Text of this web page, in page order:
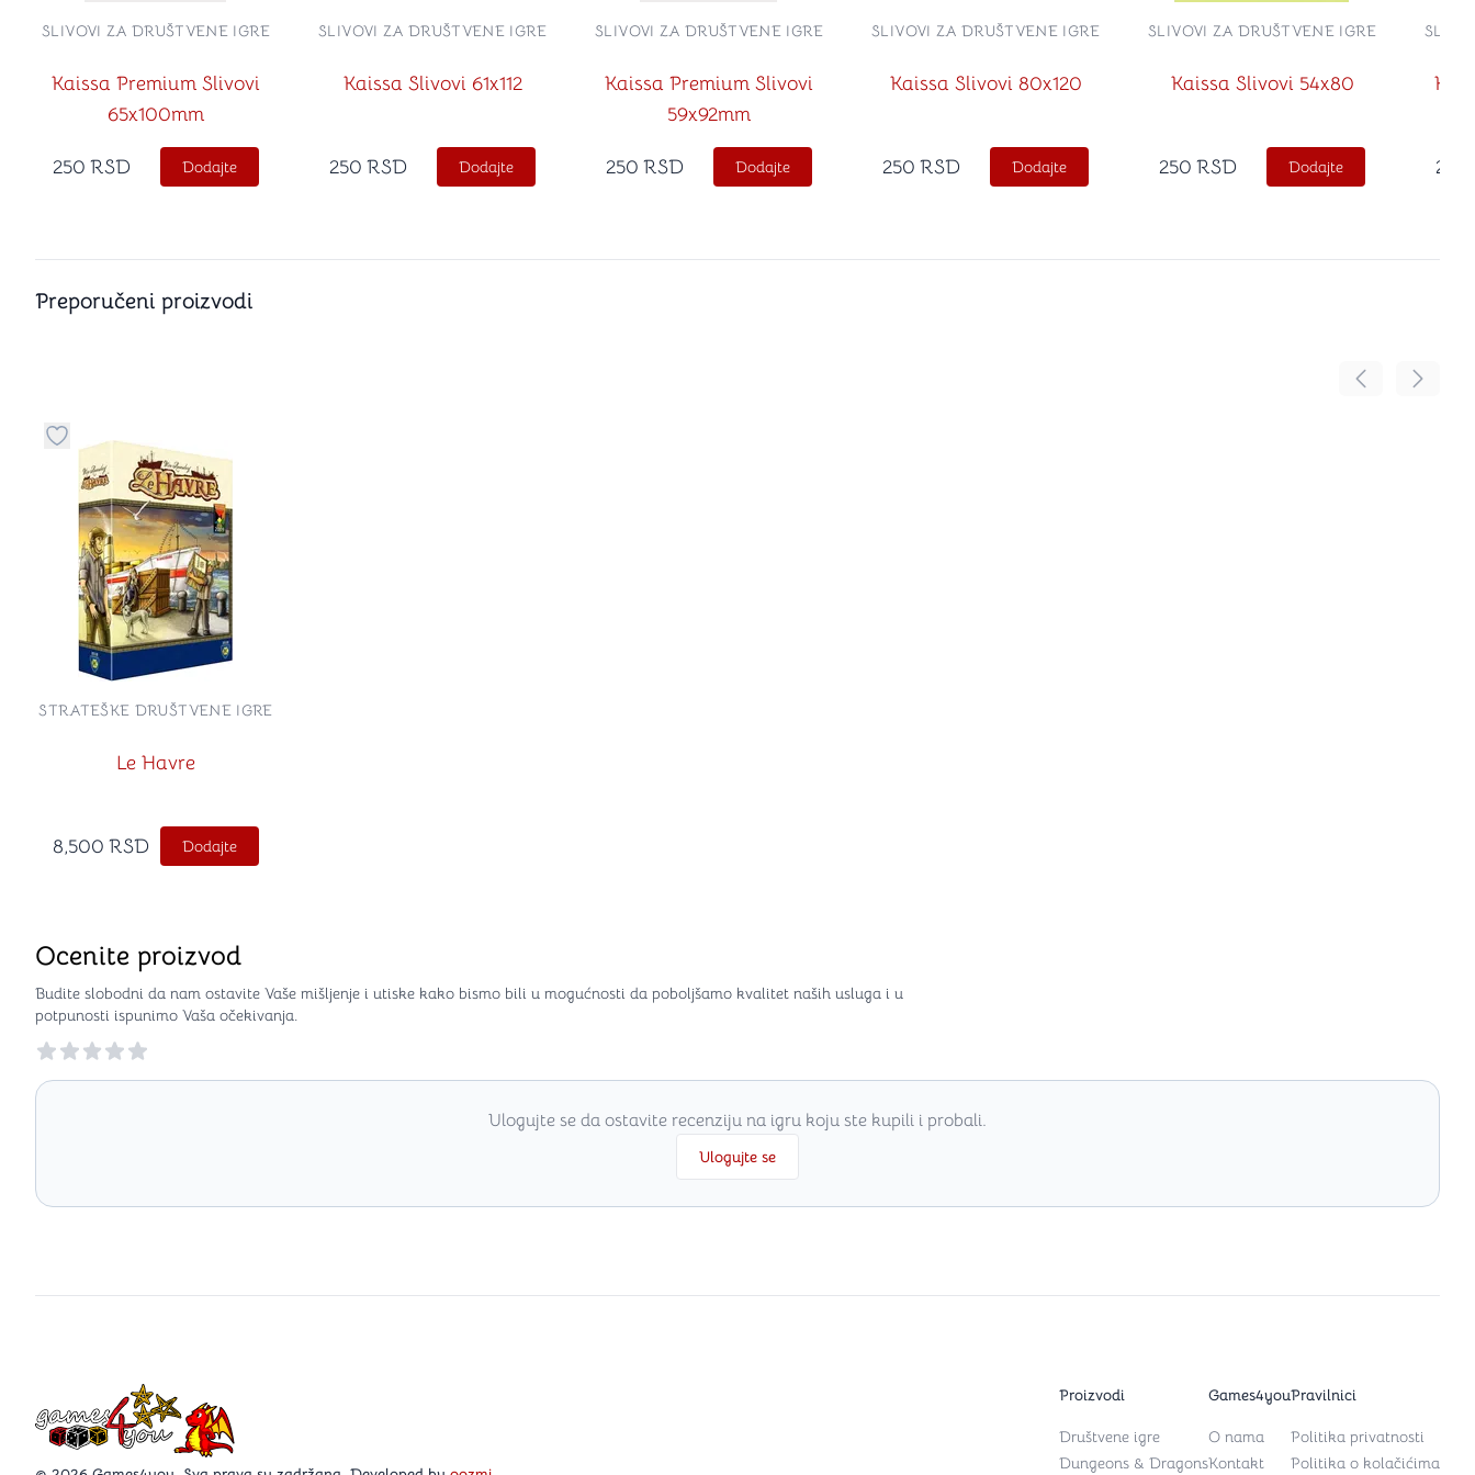
Kaissa Premium Slivovi
65x100mm
SLIVOVI ZA DRUŠTVENE IGRE
250 RSD Dodajte
Kaissa Slivovi 61x112
SLIVOVI ZA DRUŠTVENE IGRE
250 RSD Dodajte
Kaissa Premium Slivovi
59x92mm
SLIVOVI ZA DRUŠTVENE IGRE
250 RSD Dodajte
Kaissa Slivovi 80x120
SLIVOVI ZA DRUŠTVENE IGRE
250 RSD Dodajte
Kaissa Slivovi 54x80
SLIVOVI ZA DRUŠTVENE IGRE
250 RSD Dodajte 250
Preporučeni proizvodi
Pomeranje
Dugme za dodavanje stvari u kategoriju omiljeno
Le Havre
STRATEŠKE DRUŠTVENE IGRE
8,500 RSD Dodajte
Ocenite proizvod
Budite slobodni da nam ostavite Vaše mišljenje i utiske kako bismo bili u mogućnosti da poboljšamo kvalitet naših usluga i u
potpunosti ispunimo Vaša očekivanja.
Reviews
Ulogujte se da ostavite recenziju na igru koju ste kupili i probali.
Ulogujte se
Games4you logo Proizvodi
Društvene igre
Dungeons & Dragons
Games4you
O nama
Kontakt
Pravilnici
Politika privatnosti
Politika o kolačićima